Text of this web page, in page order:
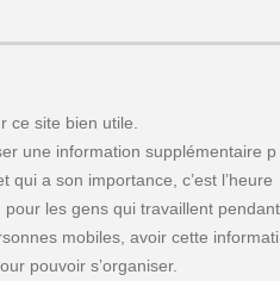
ce site bien utile.
une information supplémentaire p
qui a son importance, c’est l’heure
les gens qui travaillent pendant
mobiles, avoir cette informati
pouvoir s’organiser.